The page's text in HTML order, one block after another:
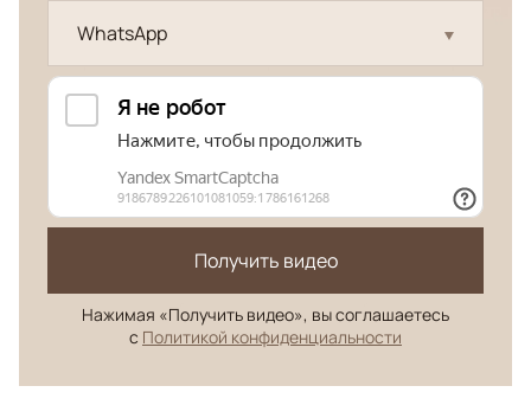
WhatsApp
Получить видео
Нажимая «Получить видео», вы соглашаетесь
с Политикой конфиденциальности